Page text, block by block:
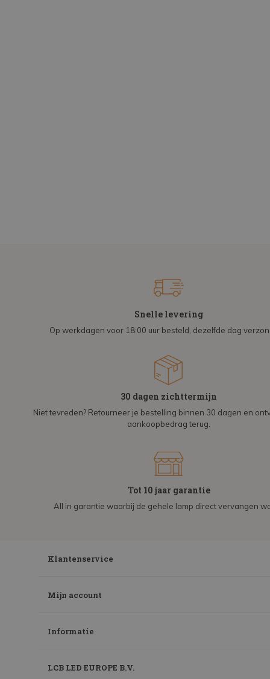
Snelle levering
Op werkdagen voor 18:00 uur besteld, dezelfde dag
30 dagen zichttermijn
Niet tevreden? Retourneer je bestelling binnen 30 dagen en
aankoopbedrag terug.
Tot 10 jaar garantie
All in garantie waarbij de gehele lamp direct vervangen
Klantenservice
Mijn account
Informatie
LCB LED EUROPE B.V.